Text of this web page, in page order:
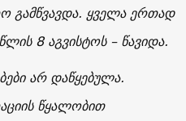
გამწვავდა. ყველა ერთად
8 აგვისტოს – წავიდა.
არ დაწყებულა.
წყალობით